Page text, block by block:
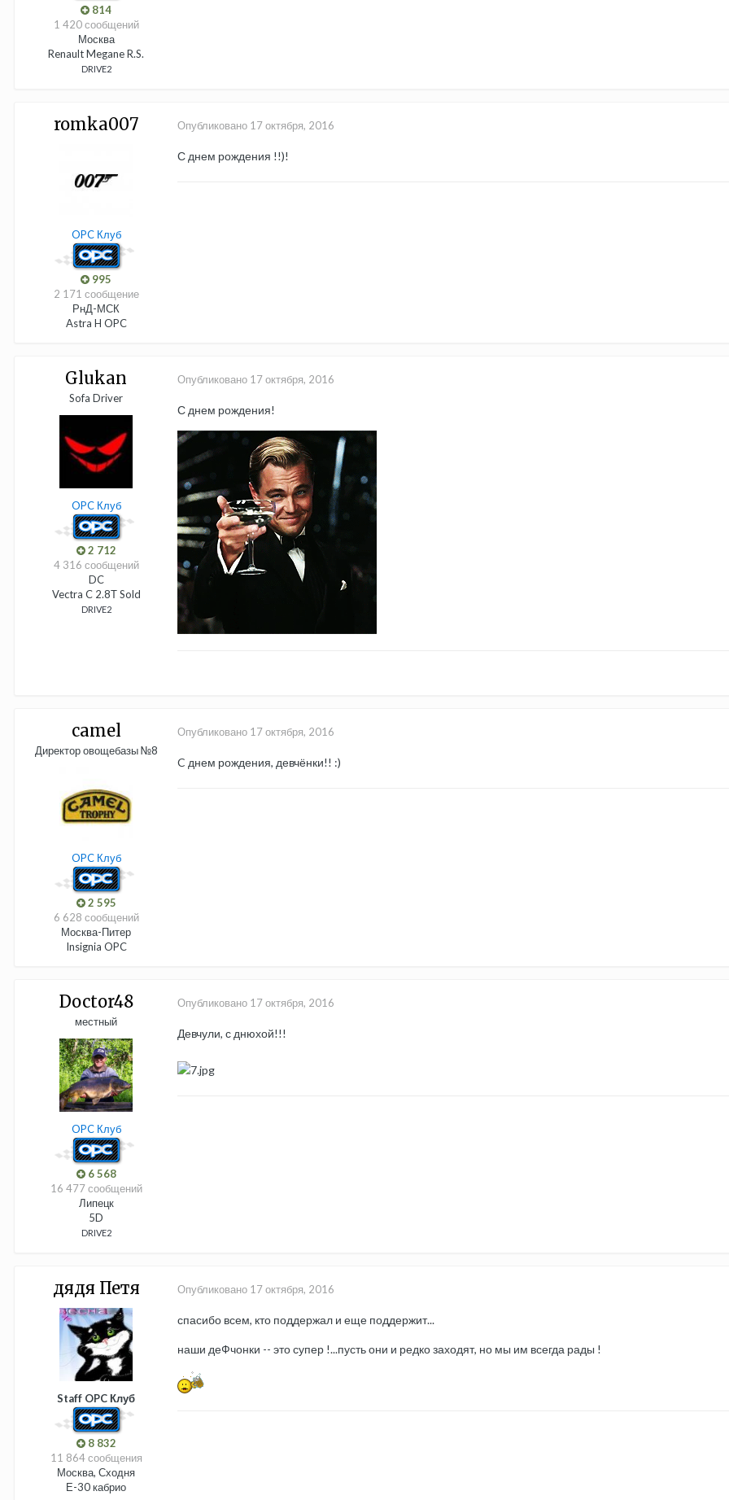
814
1 420 сообщений
Москва
Renault Megane R.S.
DRIVE2
romka007
OPC Клуб
995
2 171 сообщение
РнД-МСК
Astra H OPC
Опубликовано 17 октября, 2016
С днем рождения !!)!
Glukan
Sofa Driver
OPC Клуб
2 712
4 316 сообщений
DC
Vectra C 2.8Т Sold
DRIVE2
Опубликовано 17 октября, 2016
С днем рождения!
camel
Директор овощебазы №8
OPC Клуб
2 595
6 628 сообщений
Москва-Питер
Insignia OPC
Опубликовано 17 октября, 2016
C днем рождения, девчёнки!! :)
Doctor48
местный
OPC Клуб
6 568
16 477 сообщений
Липецк
5D
DRIVE2
Опубликовано 17 октября, 2016
Девчули, с днюхой!!!
дядя Петя
Staff OPC Клуб
8 832
11 864 сообщения
Москва, Сходня
Е-30 кабрио
Опубликовано 17 октября, 2016
спасибо всем, кто поддержал и еще поддержит...
наши деФчонки -- это супер !...пусть они и редко заходят, но мы им всегда рады !